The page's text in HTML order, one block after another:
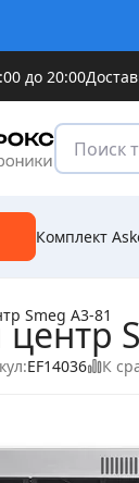
до 20:00
Комплект
Smeg A3-81
EF14036 К